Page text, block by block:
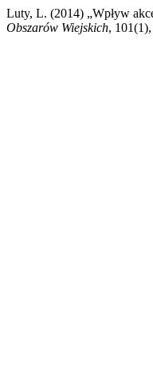
Luty, L. (2014) „Wpływ
Obszarów Wiejskich,